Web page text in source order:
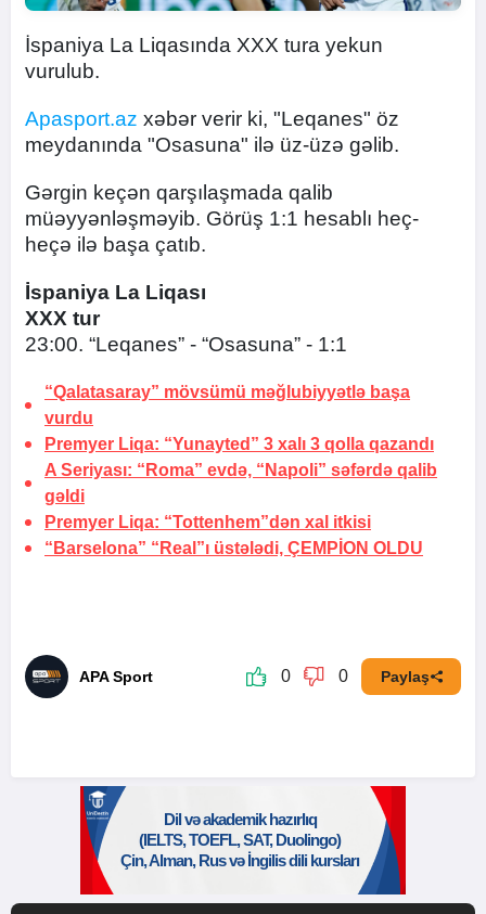
İspaniya La Liqasında XXX tura yekun
vurulub.
Apasport.az xəbər verir ki, "Leqanes" öz
meydanında "Osasuna" ilə üz-üzə gəlib.
Gərgin keçən qarşılaşmada qalib
müəyyənləşməyib. Görüş 1:1 hesablı heç-
heçə ilə başa çatıb.
İspaniya La Liqası
XXX tur
23:00. “Leqanes” - “Osasuna” - 1:1
“Qalatasaray” mövsümü məğlubiyyətlə başa
vurdu
Premyer Liqa: “Yunayted” 3 xalı 3 qolla qazandı
A Seriyası: “Roma” evdə, “Napoli” səfərdə qalib
gəldi
Premyer Liqa: “Tottenhem”dən xal itkisi
“Barselona” “Real”ı üstələdi, ÇEMPİON OLDU
APA Sport 0 0 Paylaş